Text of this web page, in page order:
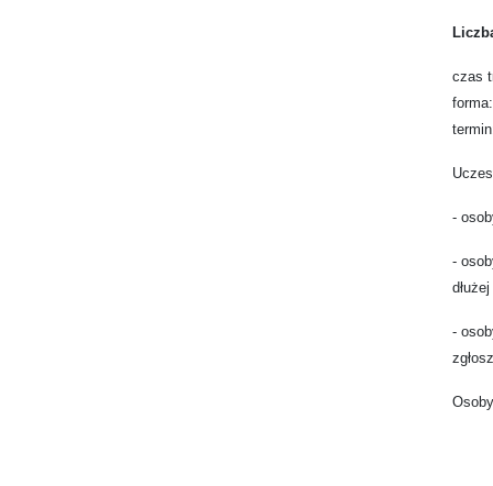
czas
-
-
-